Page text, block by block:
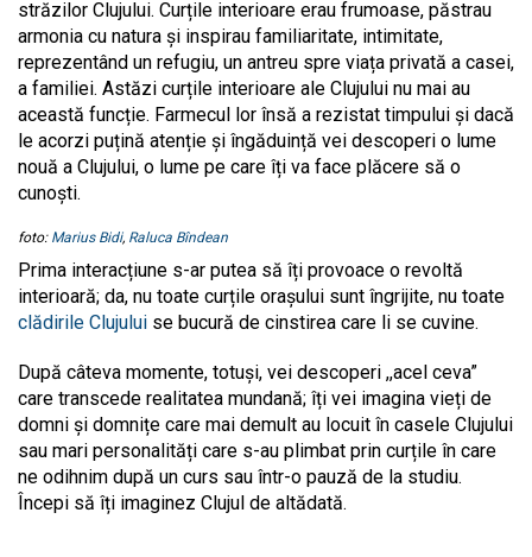
străzilor Clujului. Curțile interioare erau frumoase, păstrau
armonia cu natura și inspirau familiaritate, intimitate,
reprezentând un refugiu, un antreu spre viața privată a casei,
a familiei. Astăzi curțile interioare ale Clujului nu mai au
această funcție. Farmecul lor însă a rezistat timpului și dacă
le acorzi puțină atenție și îngăduință vei descoperi o lume
nouă a Clujului, o lume pe care îți va face plăcere să o
cunoști.
foto: Marius Bidi, Raluca Bîndean
Prima interacțiune s-ar putea să îți provoace o revoltă
interioară; da, nu toate curțile orașului sunt îngrijite, nu toate
clădirile Clujului se bucură de cinstirea care li se cuvine.
După câteva momente, totuși, vei descoperi ,,acel ceva”
care transcede realitatea mundană; îți vei imagina vieți de
domni și domnițe care mai demult au locuit în casele Clujului
sau mari personalități care s-au plimbat prin curțile în care
ne odihnim după un curs sau într-o pauză de la studiu.
Începi să îți imaginez Clujul de altădată.